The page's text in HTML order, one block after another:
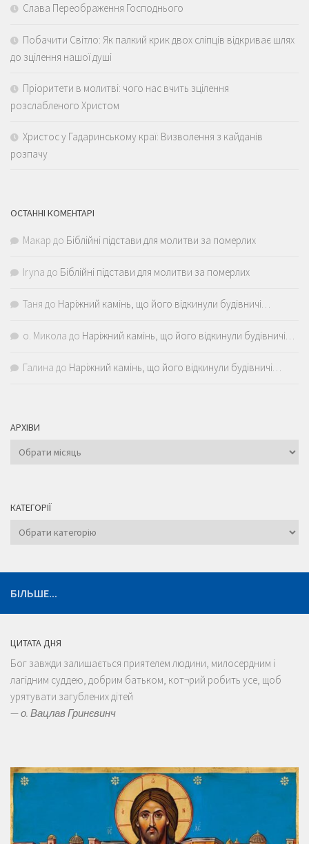
Слава Переображення Господнього
Побачити Світло: Як палкий крик двох сліпців відкриває шлях
до зцілення нашої душі
Пріоритети в молитві: чого нас вчить зцілення
розслабленого Христом
Христос у Гадаринському краї: Визволення з кайданів
розпачу
ОСТАННІ КОМЕНТАРІ
Макар до Біблійні підстави для молитви за померлих
Iryna до Біблійні підстави для молитви за померлих
Таня до Наріжний камінь, що його відкинули будівничі…
о. Микола до Наріжний камінь, що його відкинули будівничі…
Галина до Наріжний камінь, що його відкинули будівничі…
АРХІВИ
Архіви
КАТЕГОРІЇ
Категорії
БІЛЬШЕ...
ЦИТАТА ДНЯ
Бог завжди залишається приятелем людини, милосердним і
лагідним суддею, добрим батьком, кот¬рий робить усе, щоб
урятувати загублених дітей
—о. Вацлав Гринєвинч